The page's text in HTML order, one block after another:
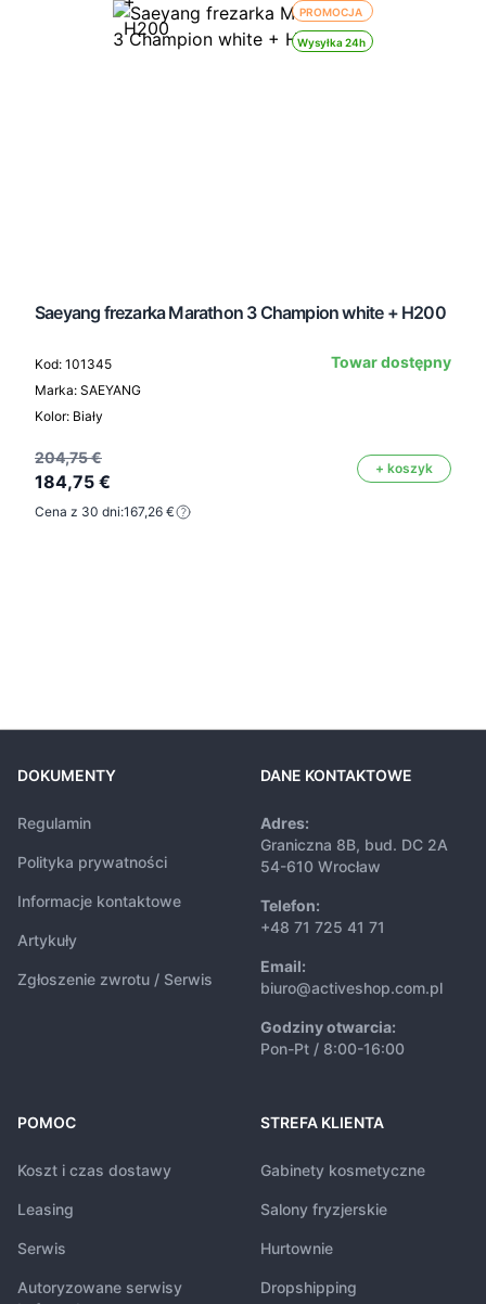
PROMOCJA
Wysyłka 24h
Saeyang frezarka Marathon 3 Champion white + H200
Kod: 101345
Marka: SAEYANG
Kolor: Biały
Towar dostępny
204,75 €
184,75 €
+ koszyk
Cena z 30 dni:167,26 €
DOKUMENTY
Regulamin
Polityka prywatności
Informacje kontaktowe
Artykuły
Zgłoszenie zwrotu / Serwis
DANE KONTAKTOWE
Adres:
Graniczna 8B, bud. DC 2A
54-610 Wrocław
Telefon:
+48 71 725 41 71
Email:
biuro@activeshop.com.pl
Godziny otwarcia:
Pon-Pt / 8:00-16:00
POMOC
Koszt i czas dostawy
Leasing
Serwis
Autoryzowane serwisy
STREFA KLIENTA
Gabinety kosmetyczne
Salony fryzjerskie
Hurtownie
Dropshipping